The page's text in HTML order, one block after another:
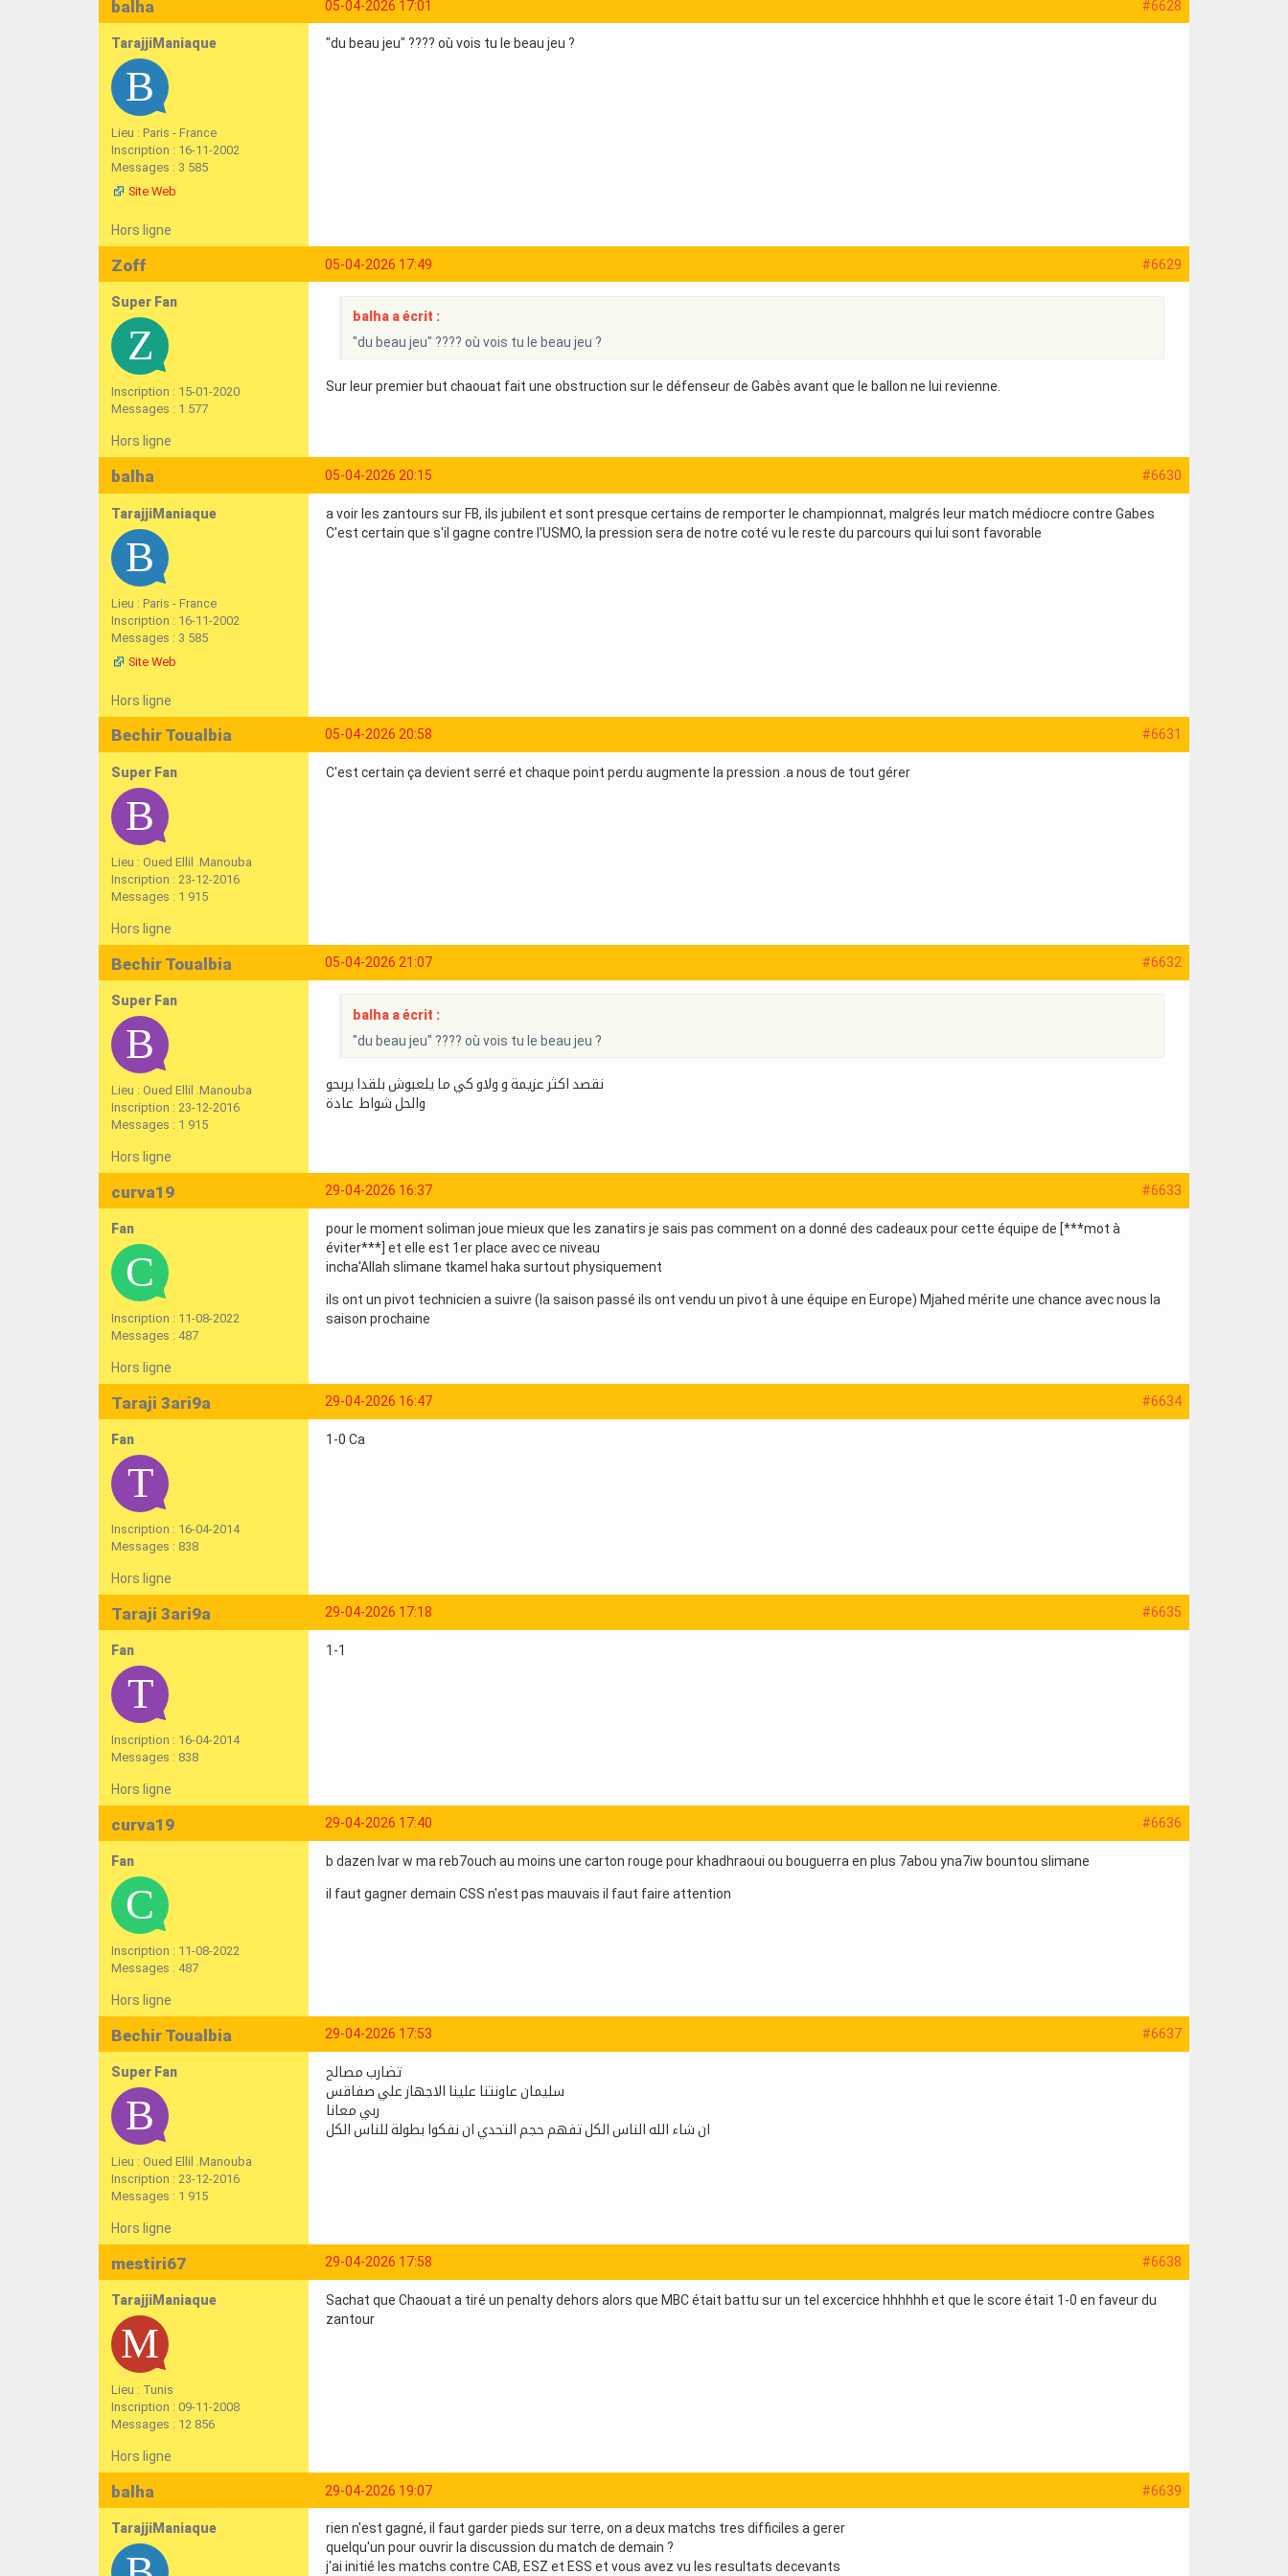
#6628
05-04-2026 17:01
balha
TarajjiManiaque
Lieu : Paris - France
Inscription : 16-11-2002
Messages : 3 585
Site Web
"du beau jeu" ???? où vois tu le beau jeu ?
Hors ligne
#6629
05-04-2026 17:49
Zoff
Super Fan
Inscription : 15-01-2020
Messages : 1 577
balha a écrit :
"du beau jeu" ???? où vois tu le beau jeu ?
Sur leur premier but chaouat fait une obstruction sur le défenseur de Gabès avant que le ballon ne lui revienne.
Hors ligne
#6630
05-04-2026 20:15
balha
TarajjiManiaque
Lieu : Paris - France
Inscription : 16-11-2002
Messages : 3 585
Site Web
a voir les zantours sur FB, ils jubilent et sont presque certains de remporter le championnat, malgrés leur match médiocre contre Gabes
C'est certain que s'il gagne contre l'USMO, la pression sera de notre coté vu le reste du parcours qui lui sont favorable
Hors ligne
#6631
05-04-2026 20:58
Bechir Toualbia
Super Fan
Lieu : Oued Ellil .Manouba
Inscription : 23-12-2016
Messages : 1 915
C'est certain ça devient serré et chaque point perdu augmente la pression .a nous de tout gérer
Hors ligne
#6632
05-04-2026 21:07
Bechir Toualbia
Super Fan
Lieu : Oued Ellil .Manouba
Inscription : 23-12-2016
Messages : 1 915
balha a écrit :
"du beau jeu" ???? où vois tu le beau jeu ?
نقصد اكثر عزيمة و ولاو كي ما يلعبوش بلقدا يربحو
والحل شواط عادة
Hors ligne
#6633
29-04-2026 16:37
curva19
Fan
Inscription : 11-08-2022
Messages : 487
pour le moment soliman joue mieux que les zanatirs je sais pas comment on a donné des cadeaux pour cette équipe de [***mot à
éviter***] et elle est 1er place avec ce niveau
incha'Allah slimane tkamel haka surtout physiquement
ils ont un pivot technicien a suivre (la saison passé ils ont vendu un pivot à une équipe en Europe) Mjahed mérite une chance avec nous la
saison prochaine
Hors ligne
#6634
29-04-2026 16:47
Taraji 3ari9a
Fan
Inscription : 16-04-2014
Messages : 838
1-0 Ca
Hors ligne
#6635
29-04-2026 17:18
Taraji 3ari9a
Fan
Inscription : 16-04-2014
Messages : 838
1-1
Hors ligne
#6636
29-04-2026 17:40
curva19
Fan
Inscription : 11-08-2022
Messages : 487
b dazen lvar w ma reb7ouch au moins une carton rouge pour khadhraoui ou bouguerra en plus 7abou yna7iw bountou slimane
il faut gagner demain CSS n'est pas mauvais il faut faire attention
Hors ligne
#6637
29-04-2026 17:53
Bechir Toualbia
Super Fan
Lieu : Oued Ellil .Manouba
Inscription : 23-12-2016
Messages : 1 915
تضارب مصالح
سليمان عاونتنا علينا الاجهاز علي صفاقس
ربي معانا
ان شاء الله الناس الكل تفهم حجم التحدي ان نفكوا بطولة للناس الكل
Hors ligne
#6638
29-04-2026 17:58
mestiri67
TarajjiManiaque
Lieu : Tunis
Inscription : 09-11-2008
Messages : 12 856
Sachat que Chaouat a tiré un penalty dehors alors que MBC était battu sur un tel excercice hhhhhh et que le score était 1-0 en faveur du
zantour
Hors ligne
#6639
29-04-2026 19:07
balha
TarajjiManiaque
rien n'est gagné, il faut garder pieds sur terre, on a deux matchs tres difficiles a gerer
quelqu'un pour ouvrir la discussion du match de demain ?
j'ai initié les matchs contre CAB, ESZ et ESS et vous avez vu les resultats decevants